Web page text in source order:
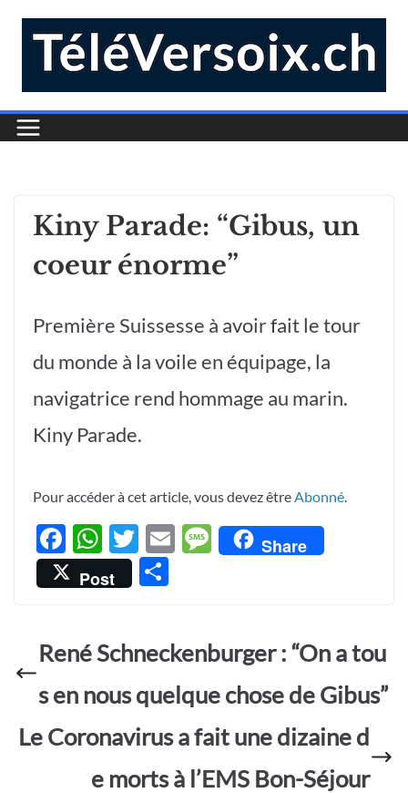
Kiny Parade: “Gibus, un
coeur énorme”
Première Suissesse à avoir fait le tour
du monde à la voile en équipage, la
navigatrice rend hommage au marin.
Kiny Parade.
Pour accéder à cet article, vous devez être Abonné
F
ac
e
o
o
k
W
h
at
A
p
p
T
w
itt
E
M
es
e
Share
Post
g
er
René Schneckenburger : “On a tou
s en nous quelque chose de Gibus”
Le Coronavirus a fait une dizaine d
e morts à l’EMS Bon-Séjour